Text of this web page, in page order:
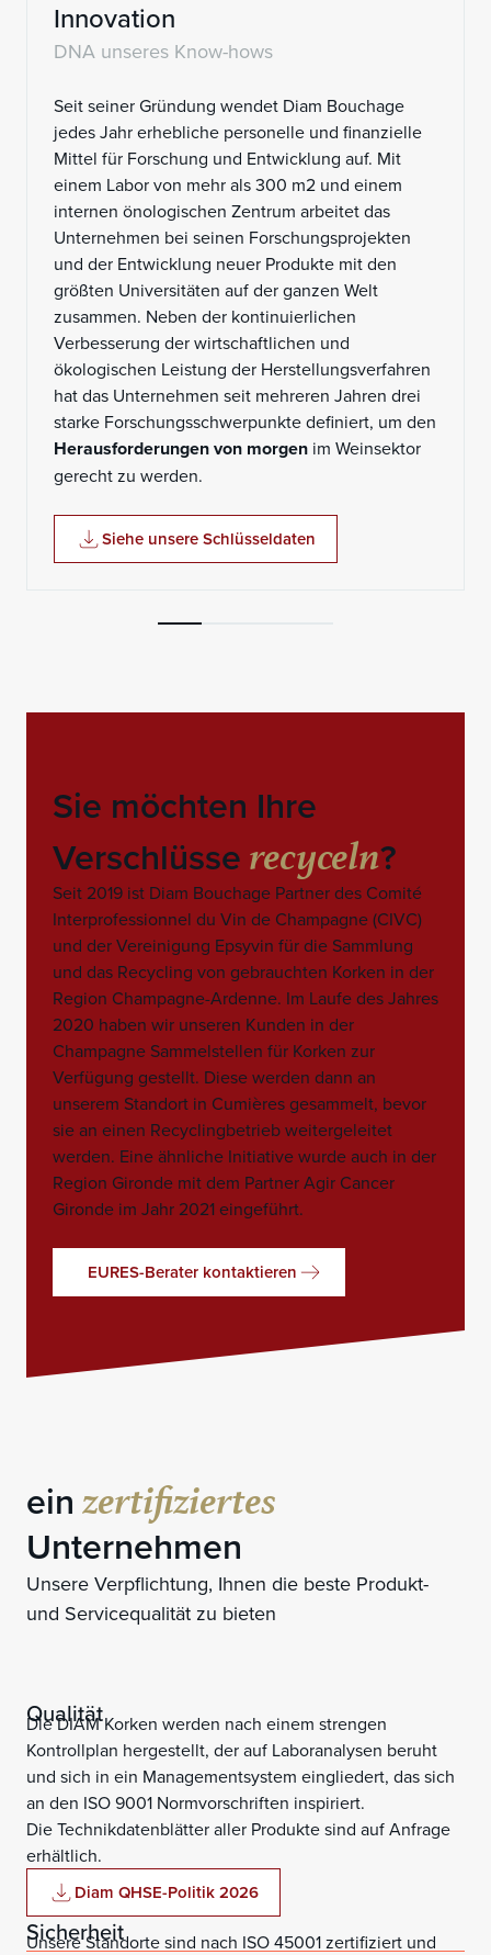
Innovation
DNA unseres Know-hows
Seit seiner Gründung wendet Diam Bouchage
jedes Jahr erhebliche personelle und finanzielle
Mittel für Forschung und Entwicklung auf. Mit
einem Labor von mehr als 300 m2 und einem
internen önologischen Zentrum arbeitet das
Unternehmen bei seinen Forschungsprojekten
und der Entwicklung neuer Produkte mit den
größten Universitäten auf der ganzen Welt
zusammen. Neben der kontinuierlichen
Verbesserung der wirtschaftlichen und
ökologischen Leistung der Herstellungsverfahren
hat das Unternehmen seit mehreren Jahren drei
starke Forschungsschwerpunkte definiert, um den
Herausforderungen von morgen im Weinsektor
gerecht zu werden.
Siehe unsere Schlüsseldaten
Sie möchten Ihre
Verschlüsserecyceln?
Seit 2019 ist Diam Bouchage Partner des Comité
Interprofessionnel du Vin de Champagne (CIVC)
und der Vereinigung Epsyvin für die Sammlung
und das Recycling von gebrauchten Korken in der
Region Champagne-Ardenne. Im Laufe des Jahres
2020 haben wir unseren Kunden in der
Champagne Sammelstellen für Korken zur
Verfügung gestellt. Diese werden dann an
unserem Standort in Cumières gesammelt, bevor
sie an einen Recyclingbetrieb weitergeleitet
werden. Eine ähnliche Initiative wurde auch in der
Region Gironde mit dem Partner Agir Cancer
Gironde im Jahr 2021 eingeführt.
EURES-Berater kontaktieren
einzertifiziertes
Unternehmen
Unsere Verpflichtung, Ihnen die beste Produkt-
und Servicequalität zu bieten
Qualität
Die DIAM Korken werden nach einem strengen
Kontrollplan hergestellt, der auf Laboranalysen beruht
und sich in ein Managementsystem eingliedert, das sich
an den ISO 9001 Normvorschriften inspiriert.
Die Technikdatenblätter aller Produkte sind auf Anfrage
erhältlich.
Diam QHSE-Politik 2026
Sicherheit
Unsere Standorte sind nach ISO 45001 zertifiziert und